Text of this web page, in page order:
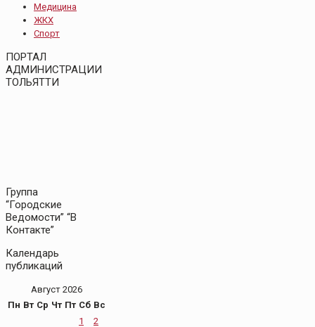
Медицина
ЖКХ
Спорт
ПОРТАЛ
АДМИНИСТРАЦИИ
ТОЛЬЯТТИ
Группа
“Городские
Ведомости” “В
Контакте”
Календарь
публикаций
Август 2026
Пн Вт Ср Чт Пт Сб Вс
1
2